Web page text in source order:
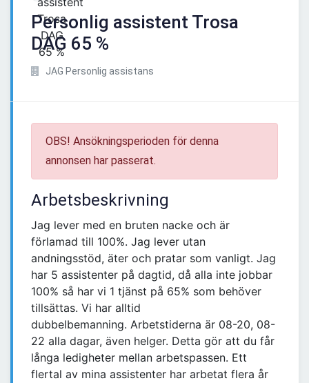
Personlig assistent Trosa
DAG 65 %
JAG Personlig assistans
OBS! Ansökningsperioden för denna
annonsen har passerat.
Arbetsbeskrivning
Jag lever med en bruten nacke och är
förlamad till 100%. Jag lever utan
andningsstöd, äter och pratar som vanligt. Jag
har 5 assistenter på dagtid, då alla inte jobbar
100% så har vi 1 tjänst på 65% som behöver
tillsättas. Vi har alltid
dubbelbemanning. Arbetstiderna är 08-20, 08-
22 alla dagar, även helger. Detta gör att du får
långa ledigheter mellan arbetspassen. Ett
flertal av mina assistenter har arbetat flera år